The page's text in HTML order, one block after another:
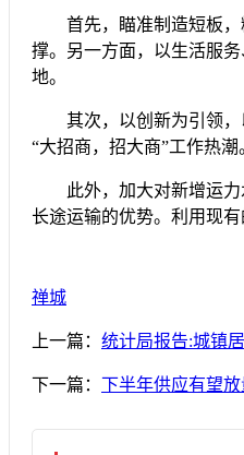
首先，瞄准制造短板，精
撑。另一方面，以生活服
地。
其次，以创新为引领，以
“大招商，招大商”工作热潮
此外，加大对新增运力水
长途运输的优势。利用现
禅城
上一篇： 统计局报告:城镇
下一篇： 下半年供应有望